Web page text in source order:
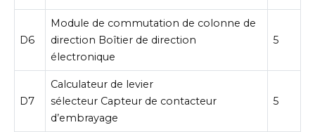
D6
Module de commutation de colonne de
direction Boîtier de direction
électronique
5
D7
Calculateur de levier
sélecteur Capteur de contacteur
d’embrayage
5